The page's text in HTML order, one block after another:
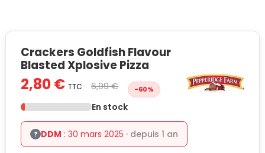
Crackers Goldfish Flavour
Blasted Xplosive Pizza
2,80 € TTC 6,99 € -60%
En stock
? DDM : 30 mars 2025 · depuis 1 an